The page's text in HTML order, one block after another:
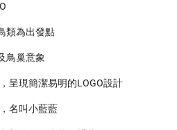
類為出發點
鳥巢意象
呈現簡潔易明的LOGO設計
名叫小藍藍